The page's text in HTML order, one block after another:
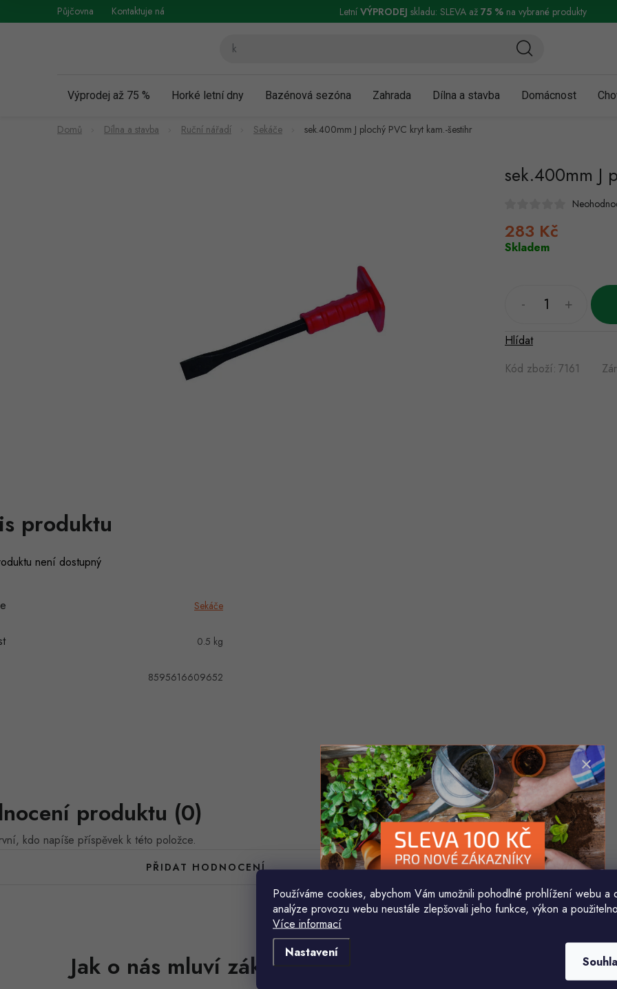
Používáme cookies, abychom Vám umožnili pohodlné prohlížení webu a
analýze provozu webu neustále zlepšovali jeho funkce, výkon a
Více informací
Nastavení
na
Půjčovna Kontaktuje nás Vrácení a reklamace Podmínky ochrany osobních údajů Obchodní
LetníVÝPRODEJ skladu: SLEVA až 75 %na vybrané produkty
Výprodej až 75 % Horké letní dny Bazénová sezóna Zahrada Dílna a stavba Domácnost
Domů Dílna a stavba Ruční nářadí Sekáče sek.400mm J plochý PVC kryt kam.-šestihr
sek.400mm J
283 Kč
Skladem
Kód zboží: 7161
Hlídat
produktu
není dostupný
Sekáče
0.5 kg
8595616609652
produktu (0)
kdo napíše příspěvek k této položce.
PŘIDAT HODNOCENÍ